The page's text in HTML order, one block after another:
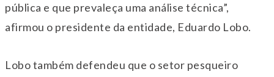
pública e que prevaleça uma análise técnica”,
afirmou o presidente da entidade, Eduardo Lobo.
Lobo também defendeu que o setor pesqueiro